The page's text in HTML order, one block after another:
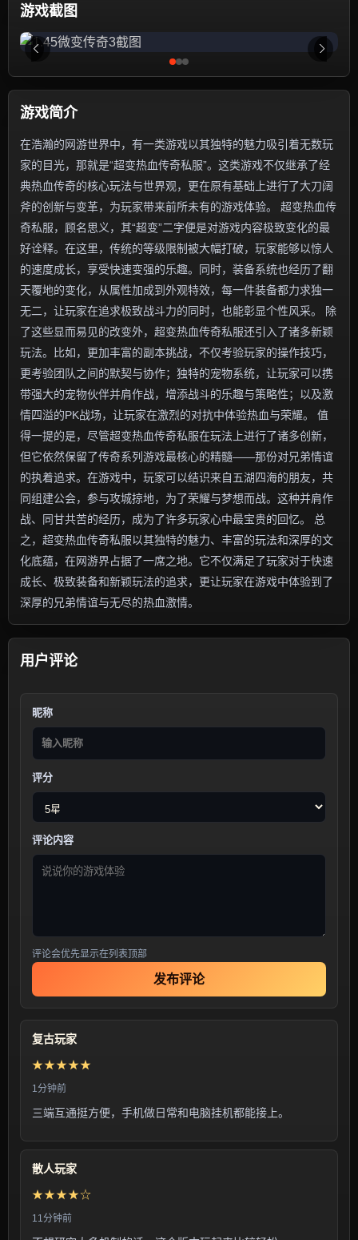
游戏截图
游戏简介
在浩瀚的网游世界中，有一类游戏以其独特的魅力吸引着无数玩
家的目光，那就是“超变热血传奇私服”。这类游戏不仅继承了经
典热血传奇的核心玩法与世界观，更在原有基础上进行了大刀阔
斧的创新与变革，为玩家带来前所未有的游戏体验。 超变热血传
奇私服，顾名思义，其“超变”二字便是对游戏内容极致变化的最
好诠释。在这里，传统的等级限制被大幅打破，玩家能够以惊人
的速度成长，享受快速变强的乐趣。同时，装备系统也经历了翻
天覆地的变化，从属性加成到外观特效，每一件装备都力求独一
无二，让玩家在追求极致战斗力的同时，也能彰显个性风采。 除
了这些显而易见的改变外，超变热血传奇私服还引入了诸多新颖
玩法。比如，更加丰富的副本挑战，不仅考验玩家的操作技巧，
更考验团队之间的默契与协作；独特的宠物系统，让玩家可以携
带强大的宠物伙伴并肩作战，增添战斗的乐趣与策略性；以及激
情四溢的PK战场，让玩家在激烈的对抗中体验热血与荣耀。 值
得一提的是，尽管超变热血传奇私服在玩法上进行了诸多创新，
但它依然保留了传奇系列游戏最核心的精髓——那份对兄弟情谊
的执着追求。在游戏中，玩家可以结识来自五湖四海的朋友，共
同组建公会，参与攻城掠地，为了荣耀与梦想而战。这种并肩作
战、同甘共苦的经历，成为了许多玩家心中最宝贵的回忆。 总
之，超变热血传奇私服以其独特的魅力、丰富的玩法和深厚的文
化底蕴，在网游界占据了一席之地。它不仅满足了玩家对于快速
成长、极致装备和新颖玩法的追求，更让玩家在游戏中体验到了
深厚的兄弟情谊与无尽的热血激情。
用户评论
昵称
评分
评论内容
评论会优先显示在列表顶部
发布评论
复古玩家
★★★★★
1分钟前
三端互通挺方便，手机做日常和电脑挂机都能接上。
散人玩家
★★★★☆
11分钟前